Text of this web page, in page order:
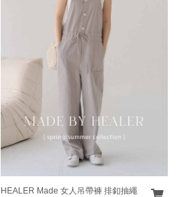
HEALER Made 女人吊帶褲 排釦抽繩